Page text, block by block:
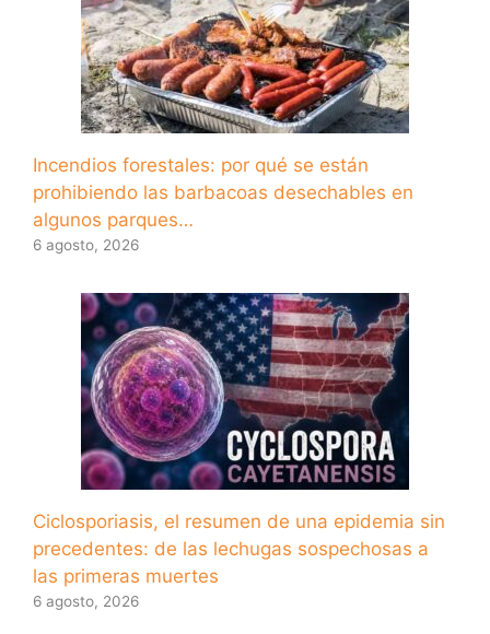
Incendios forestales: por qué se están
prohibiendo las barbacoas desechables en
algunos parques…
6 agosto, 2026
Ciclosporiasis, el resumen de una epidemia sin
precedentes: de las lechugas sospechosas a
las primeras muertes
6 agosto, 2026